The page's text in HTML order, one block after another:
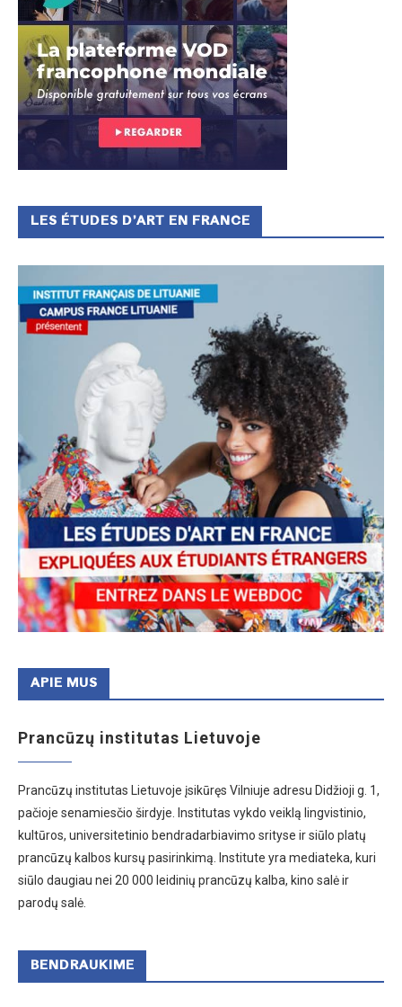
LES ÉTUDES D’ART EN FRANCE
APIE MUS
Prancūzų institutas Lietuvoje
Prancūzų institutas Lietuvoje įsikūręs Vilniuje adresu Didžioji g. 1,
pačioje senamiesčio širdyje. Institutas vykdo veiklą lingvistinio,
kultūros, universitetinio bendradarbiavimo srityse ir siūlo platų
prancūzų kalbos kursų pasirinkimą. Institute yra mediateka, kuri
siūlo daugiau nei 20 000 leidinių prancūzų kalba, kino salė ir
parodų salė.
BENDRAUKIME